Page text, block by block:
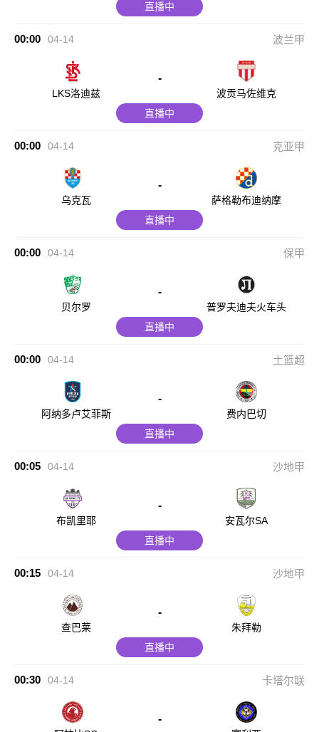
直播中
00:00 04-14 波兰甲
LKS洛迪兹
-
波贡马佐维克
直播中
00:00 04-14 克亚甲
乌克瓦
-
萨格勒布迪纳摩
直播中
00:00 04-14 保甲
贝尔罗
-
普罗夫迪夫火车头
直播中
00:00 04-14 土篮超
阿纳多卢艾菲斯
-
费内巴切
直播中
00:05 04-14 沙地甲
布凯里耶
-
安瓦尔SA
直播中
00:15 04-14 沙地甲
查巴莱
-
朱拜勒
直播中
00:30 04-14 卡塔尔联
-